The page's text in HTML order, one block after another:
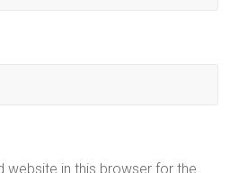
website in this browser for the